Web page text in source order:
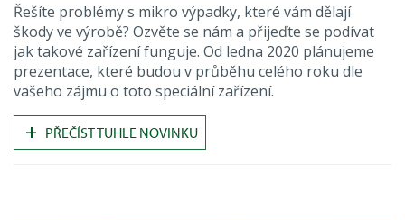
Řešíte problémy s mikro výpadky, které vám dělají
škody ve výrobě? Ozvěte se nám a přijeďte se podívat
jak takové zařízení funguje. Od ledna 2020 plánujeme
prezentace, které budou v průběhu celého roku dle
vašeho zájmu o toto speciální zařízení.
+ PŘEČÍST TUHLE NOVINKU